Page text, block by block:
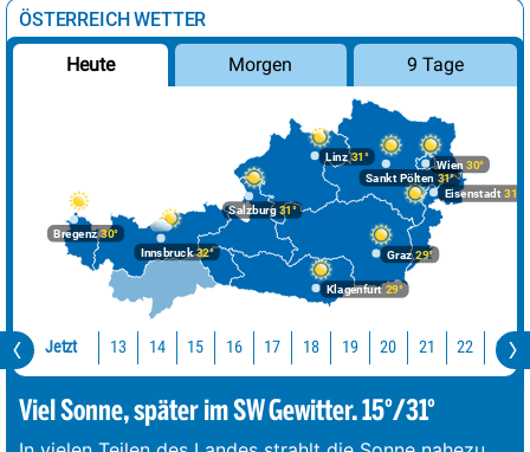
ÖSTERREICH WETTER
Heute Morgen 9 Tage
Bregenz30°
Graz29°
Innsbruck32°
Klagenfurt 29°
Linz31°
Salzburg31°
Wien 30°
Eisenstadt 31°
Sankt Pölten 31°
Jetzt 13 14 15 16 17 18 19 20 21 22 23
Viel Sonne, später im SW Gewitter. 15°/31°